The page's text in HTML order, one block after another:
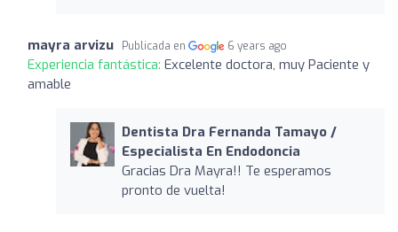
mayra arvizu Publicada en 6 years ago
Experiencia fantástica: Excelente doctora, muy Paciente y
amable
Dentista Dra Fernanda Tamayo /
Especialista En Endodoncia
Gracias Dra Mayra!! Te esperamos
pronto de vuelta!